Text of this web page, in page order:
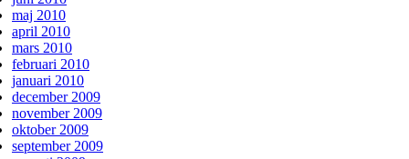
maj 2010
april 2010
mars 2010
februari 2010
januari 2010
december 2009
november 2009
oktober 2009
september 2009